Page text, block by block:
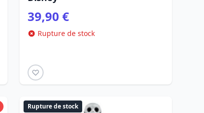
39,90 €
Rupture de stock
Rupture de stock